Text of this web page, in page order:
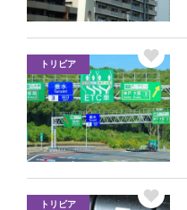
トリビア
トリビア